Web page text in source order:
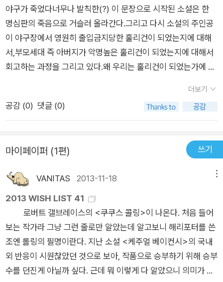
제대로 보려는 노력을 그만두지 말라고 말하고 있다. 9회말 2아
웃 동점 상황에서도 정면승부를 해야 한다면 피하지 않아야 한다.
그것이 야구고, 그것이 인생이다. 원문 주소 : http://cafe.naver.
com/cine035/899
풍미하는 시대에 훌리건이라는 건 모든 사회생활의 박탈을 의미
한다. 하층민이 되어 살아가는 가족이지만 그들은 누구보다 당당
하다. 그러한 삶의 자세는 정말 본받고 싶다.야구에 대한 호기심
이 조금은 생겼다. 잘 모르는 분야라고 아얘 모르는 척 하는 것이
아니라 알려고 하는 노력을 해야 겠다.작가의 말처럼 야구선수가
“형은 야구를 잊었을지 모르지만, 야구는 형을 잊지
못했나보지. 그래서 이렇게 야구공이 제 발로 나타났는지 몰라.
그래 맞아. 그날의 오심을 잊지 못한 야구공의 꿈을 형이 대신 꾼
거야. 야구공은 꿈을 꿀 수 없으니까. 그때 글러브를 집어던지며
정당한 항의를 하지 못한 형을 원망하며 원통함을 호소하는 거
뿐이잖아. 한번 야구선수는 영원한 야구선수야.”98쪽투수가 던
지는 공은 그 선수의 운명이다. 투구할 때 고통스러워 보일 정도
로 몸을 비트는 까닭은 지름 7.23센티미터의 공을 던지는 것이
아니라 자신의 운명을 던지기 때문이다. 야구공에 새겨진 108개
의 실밥을 괜히 백팔번뇌라 부르는 게 아니다. 124쪽'진정한 야
구광이라면 단순희 야구를 관람하러 야구장에 오지 않잖앙. 야구
장을 찾아오는 것은 텔레비전 중계를 시청하는 것과는 차원이 다
방식을 알레고리적으로 보여주고 있다. 훌리건으로 낙인 찍히는
과정을 작가는 아들의 목소리로 시종일관 유쾌하게 풀어내며 불
공정한 사회 속 소시민의 대항을 재기 발랄하게 이야기 속으로 끌
고 들어가는 재능을 유감없이 발휘했다. 1990년대 중반 국내에
방영돼 인기를 끌었던 대만 드라마 '포청천'을 기억한다면 이 소
설을 더욱 재미있게 읽을 수 있다. 포청천은 물론 공손 선생과 왕
조, 마한, 장룡, 조호처럼 공정의 상징처럼 여겨져 온 추억의 인물
재미도 쏠쏠하다. 야구라는 대중적인 스포츠를 통해절대 권력과
힘없는 소수자들의 대립을 통해 우리내 사회의 모습을 풍자하는
소설이다. 복잡한 요즘의 세태에 맞물려 읽는내내 현실을 다시한
번 생각하게 만드는 책이다. 글을 이어가는 작가의 언어는 재치가
넘치고, 심각하고 무겁게 다룰 수 있는 주제를 섬세하고, 유쾌한
필체로 풀어가고 있다. 약간 비꼬는듯한 유머라고 해야할까? 보
는 내내 책장이 술술 넘어가는 듯한 기분을 느꼈다. 야구에 대한
지식이 없어서 처음 읽어내려가는 것이 쉽지 않았지만, 읽으면
읽을 수록 야구를 몰라도, 야구라는 소재를 전면에 내세웠지만,
그 내면 깊은 곳에는 우리 사회의 절대권력과 그에 맞서는 시민
야구가 죽었다너무나 발칙한(?) 이 문장으로 시작된 소설은 한
명심판의 죽음으로 거슬러 올라간다.그리고 다시 소설의 주인공
이 야구장에서 영원히 출입금지당한 훌리건이 되었는지에 대해
서,부모세대 즉 아버지가 악명높은 훌리건이 되었는지에 대해서
회고하는 과정을 그리고 있다.왜 우리는 훌리건이 되었는가에 대
야구경기 관람하듯 다음엔 어떤 문장을 던질까 하는 의문으로 다
읽어버리는데 어렵지 않았던 작품이었다.소설적 허구는 늘 시대
하기엔 많은 게 부족하지만.이 작품은 나에게 딱 이렇게 와닿았던
작품이다.암울한 근미래를 그렸던 많은 영화와 소설처럼, 작금의
언론과 부패가 만연하고 일상화된 우리 사회에 날카롭게 던지는
의문같은 소설.영화 내츄럴의 마지막 엔딩처럼 통쾌함을 날려주
지만, 비수같이 차거운 현실도 외면하지 않는 그런 소설.훌리건
K.책 속의 내용을 이야기하기엔, 너무 많은 걸 담고 있는 소설을
스포일러하는 것 같아서 감히 권해본다.그냥 한번 읽어보세요~
<내용출처 : 본인 블로그 http://tillt.tistory.com>
더보기
공감 (0) 댓글 (0)
마이페이퍼 (1편) 쓰기
VANITAS 2013-11-18
2013 WISH LIST 41
로버트 갤브레이스의 <쿠쿠스 콜링>이 나온다. 처음 들어
보는 작가라 그냥 그런 줄로만 알았는데 알고보니 해리포터를 쓴
조엔 롤링의 필명이란다. 지난 소설 <케주얼 베이컨시>의 국내
외 반응이 시원찮았던 것으로 보아, 작품으로 승부하기 위해 승부
수를 던진게 아닐까 싶다. 근데 뭐 이렇게 다 알았으니 의미가 있